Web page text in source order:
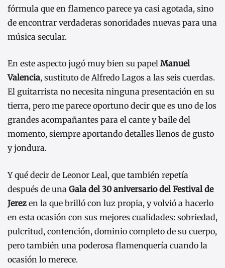
fórmula que en flamenco parece ya casi agotada, sino
de encontrar verdaderas sonoridades nuevas para una
música secular.
En este aspecto jugó muy bien su papel Manuel
Valencia, sustituto de Alfredo Lagos a las seis cuerdas.
El guitarrista no necesita ninguna presentación en su
tierra, pero me parece oportuno decir que es uno de los
grandes acompañantes para el cante y baile del
momento, siempre aportando detalles llenos de gusto
y jondura.
Y qué decir de Leonor Leal, que también repetía
después de una Gala del 30 aniversario del Festival de
Jerez en la que brilló con luz propia, y volvió a hacerlo
en esta ocasión con sus mejores cualidades: sobriedad,
pulcritud, contención, dominio completo de su cuerpo,
pero también una poderosa flamenquería cuando la
ocasión lo merece.